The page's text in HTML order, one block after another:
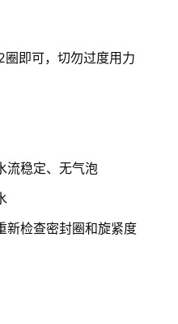
即可，切勿过度用力
流稳定、无气泡
新检查密封圈和旋紧度